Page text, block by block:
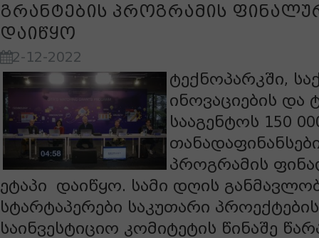
გრანტების პროგრამის
დაიწყო
2-12-2022
ტექნოპარკში,
ინოვაციების და
სააგენტოს 150
პროგრამის
ეტაპი დაიწყო. სამი დღის
სტარტაპერები საკუთარი
საინვესტიციო კომიტეტის წინაშე